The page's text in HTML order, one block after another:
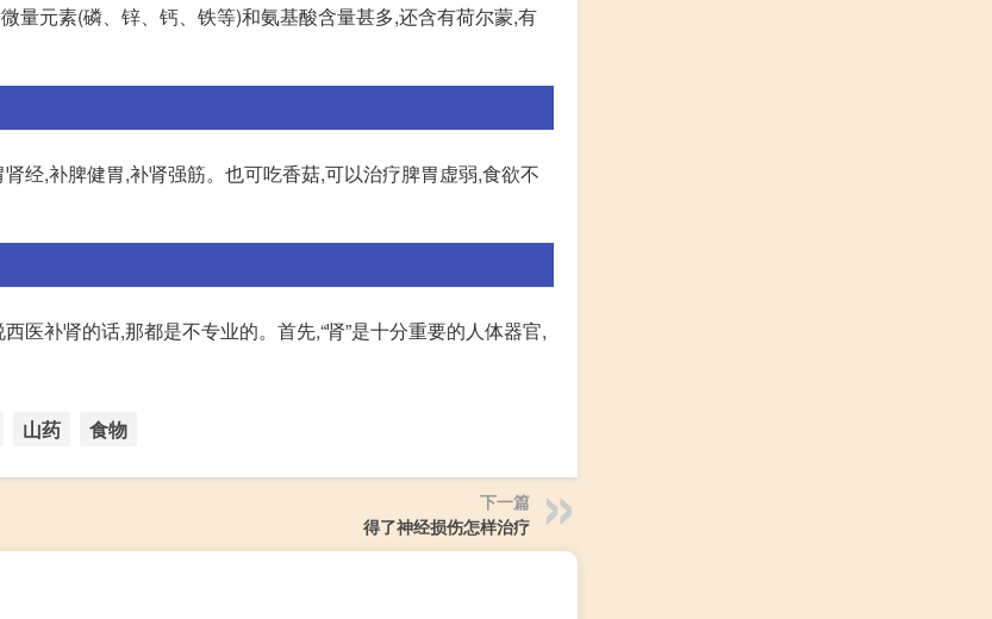
量元素(磷、锌、钙、铁等)和氨基酸含量甚多,还含有荷尔蒙,有
经,补脾健胃,补肾强筋。也可吃香菇,可以治疗脾胃虚弱,食欲不
医补肾的话,那都是不专业的。首先,“肾”是十分重要的人体器官,
山药 食物
下一篇
得了神经损伤怎样治疗